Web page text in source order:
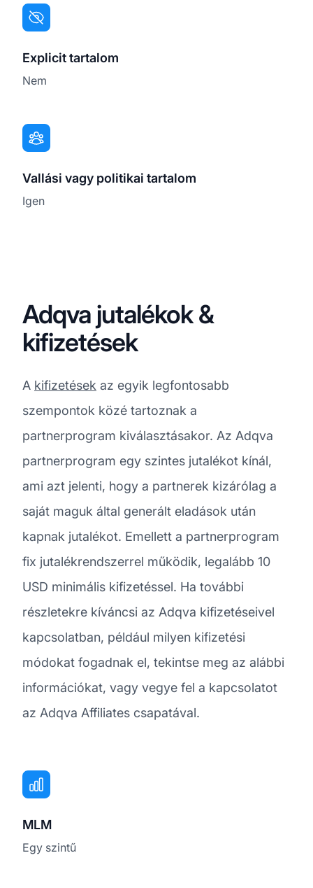
Explicit tartalom
Nem
Vallási vagy politikai tartalom
Igen
Adqva jutalékok &
kifizetések
A kifizetések az egyik legfontosabb
szempontok közé tartoznak a
partnerprogram kiválasztásakor. Az Adqva
partnerprogram egy szintes jutalékot kínál,
ami azt jelenti, hogy a partnerek kizárólag a
saját maguk által generált eladások után
kapnak jutalékot. Emellett a partnerprogram
fix jutalékrendszerrel működik, legalább 10
USD minimális kifizetéssel. Ha további
részletekre kíváncsi az Adqva kifizetéseivel
kapcsolatban, például milyen kifizetési
módokat fogadnak el, tekintse meg az alábbi
információkat, vagy vegye fel a kapcsolatot
az Adqva Affiliates csapatával.
MLM
Egy szintű